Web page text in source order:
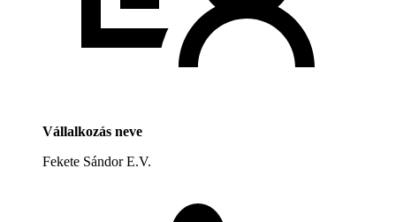
Vállalkozás neve
Fekete Sándor E.V.